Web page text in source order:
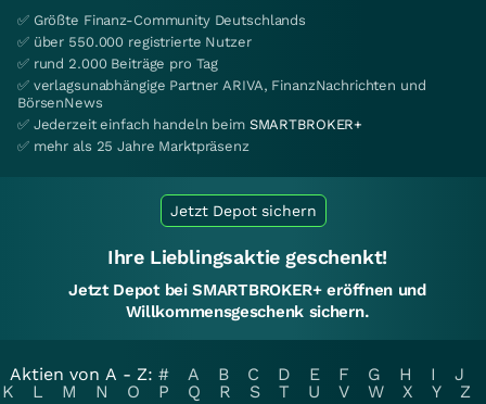
✅ Größte Finanz-Community Deutschlands
✅ über 550.000 registrierte Nutzer
✅ rund 2.000 Beiträge pro Tag
✅ verlagsunabhängige Partner ARIVA, FinanzNachrichten und
BörsenNews
✅ Jederzeit einfach handeln beim SMARTBROKER+
✅ mehr als 25 Jahre Marktpräsenz
Jetzt Depot sichern
Ihre Lieblingsaktie geschenkt!
Jetzt Depot bei SMARTBROKER+ eröffnen und
Willkommensgeschenk sichern.
Aktien von A - Z: # A B C D E F G H I
J
K
L M N O P Q R S T U V W X Y
Z